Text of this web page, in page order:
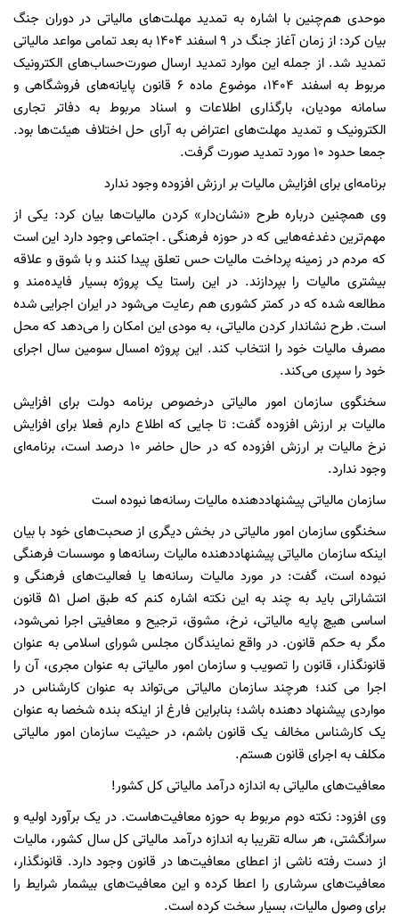
موحدی هم‌چنین با اشاره به تمدید مهلت‌های مالیاتی در دوران جنگ
بیان کرد: از زمان آغاز جنگ در ۹ اسفند ۱۴۰۴ به بعد تمامی مواعد مالیاتی
تمدید شد. از جمله این موارد تمدید ارسال صورت‌حساب‌های الکترونیک
مربوط به اسفند ۱۴۰۴، موضوع ماده ۶ قانون پایانه‌های فروشگاهی و
سامانه مودیان، بارگذاری اطلاعات و اسناد مربوط به دفاتر تجاری
الکترونیک و تمدید مهلت‌های اعتراض به آرای حل اختلاف هیئت‌ها بود.
جمعا حدود ۱۰ مورد تمدید صورت گرفت.
برنامه‌ای برای افزایش مالیات بر ارزش افزوده وجود ندارد
وی همچنین درباره طرح «نشان‌دار» کردن مالیات‌ها بیان کرد: یکی از
مهم‌ترین دغدغه‌هایی که در حوزه فرهنگی ـ اجتماعی وجود دارد این است
که مردم در زمینه پرداخت مالیات حس تعلق پیدا کنند و با شوق و علاقه
بیشتری مالیات را بپردازند. در این راستا یک پروژه بسیار فایده‌مند و
مطالعه شده که در کمتر کشوری هم رعایت می‌شود در ایران اجرایی شده
است. طرح نشاندار کردن مالیاتی، به مودی این امکان را می‌دهد که محل
مصرف مالیات خود را انتخاب کند. این پروژه امسال سومین سال اجرای
خود را سپری می‌کند.
سخنگوی سازمان امور مالیاتی درخصوص برنامه دولت برای افزایش
مالیات بر ارزش افزوده گفت: تا جایی که اطلاع دارم فعلا برای افزایش
نرخ مالیات بر ارزش افزوده که در حال حاضر ۱۰ درصد است، برنامه‌ای
وجود ندارد.
سازمان مالیاتی پیشنهاددهنده مالیات رسانه‌ها نبوده است
سخنگوی سازمان امور مالیاتی در بخش دیگری از صحبت‌های خود با بیان
اینکه سازمان مالیاتی پیشنهاددهنده مالیات رسانه‌ها و موسسات فرهنگی
نبوده است، گفت: در مورد مالیات رسانه‌ها یا فعالیت‌های فرهنگی و
انتشاراتی باید به چند به این نکته اشاره کنم که طبق اصل ۵۱ قانون
اساسی هیچ پایه مالیاتی، نرخ، مشوق، ترجیح و معافیتی اجرا نمی‌شود،
مگر به حکم قانون. در واقع نمایندگان مجلس شورای اسلامی به عنوان
قانونگذار، قانون را تصویب و سازمان امور مالیاتی به عنوان مجری، آن را
اجرا می کند؛ هرچند سازمان مالیاتی می‌تواند به عنوان کارشناس در
مواردی پیشنهاد دهنده باشد؛ بنابراین فارغ از اینکه بنده شخصا به عنوان
یک کارشناس مخالف یک قانون باشم، در حیثیت سازمان امور مالیاتی
مکلف به اجرای قانون هستم.
معافیت‌های مالیاتی به اندازه درآمد مالیاتی کل کشور!
وی افزود: نکته دوم مربوط به حوزه معافیت‌هاست. در یک برآورد اولیه و
سرانگشتی، هر ساله تقریبا به اندازه‌ درآمد مالیاتی کل سال کشور، مالیات
از دست رفته ناشی از اعطای معافیت‌ها در قانون وجود دارد. قانونگذار،
معافیت‌های سرشاری را اعطا کرده و این معافیت‌های بیشمار شرایط را
برای وصول مالیات، بسیار سخت کرده است.